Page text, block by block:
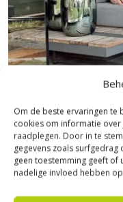
Om de beste ervaringen te
cookies om informatie
raadplegen. Door in te
gegevens zoals surfgedrag
geen toestemming geeft of
nadelige invloed hebben
op te nemen met ons
Bezoek
Heerde!
Bijna het gehele